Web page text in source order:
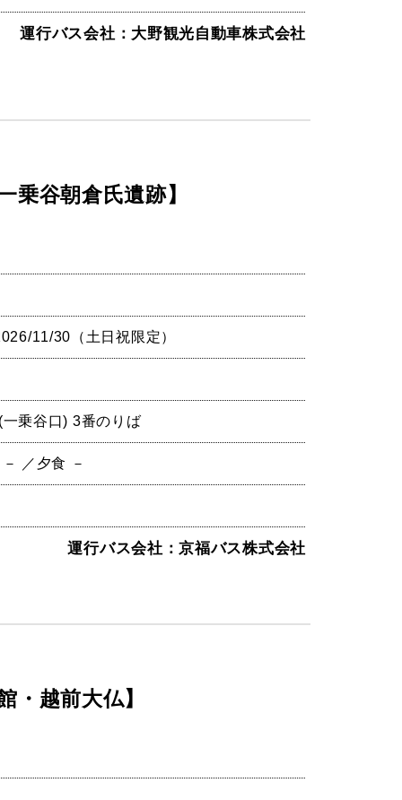
運行バス会社：大野観光自動車株式会社
谷朝倉氏遺跡】
11/30（土日祝限定）
乗谷口) 3番のりば
／夕食 －
運行バス会社：京福バス株式会社
越前大仏】